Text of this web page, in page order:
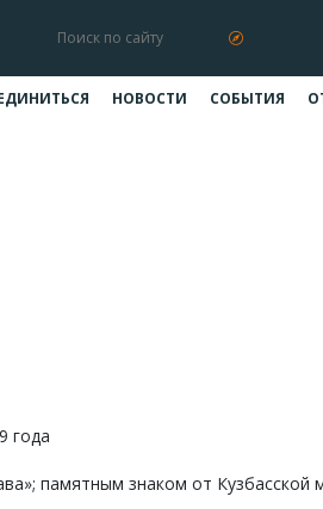
НОВОСТИ СОБЫТИЯ
года
памятным знаком от Кузбасской